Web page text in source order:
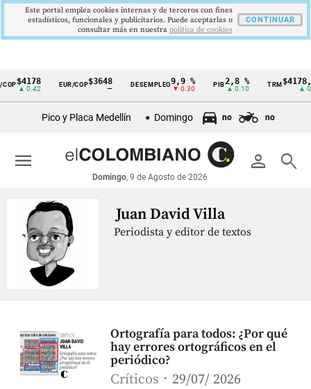
Cintillo
económicos
Colombia
$4178
▲ 0.42
EUR/COP$3648
—
DESEMPLEO9,9 %
▼ 0.30
PIB 2,8 %
▲ 0.10
TRM
▲
Pico y Placa Medellín Domingo no no
person search
Domingo, 9 de Agosto de 2026
menu
Juan David Villa
Periodista y editor de textos
Ortografía para todos: ¿Por qué
hay errores ortográficos en el
periódico?
Críticos 29/07/ 2026
Este portal emplea cookies internas y de terceros con fines
estadísticos, funcionales y publicitarios. Puede aceptarlas o
consultar más en nuestra politica de cookies
CONTINUAR